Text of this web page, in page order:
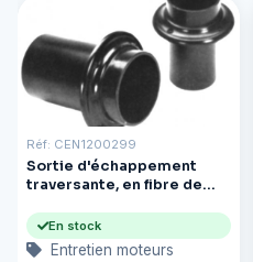
Réf: CEN1200299
Sortie d'échappement
traversante, en fibre de
caoutchouc Ø3″ noir
En stock
Entretien moteurs